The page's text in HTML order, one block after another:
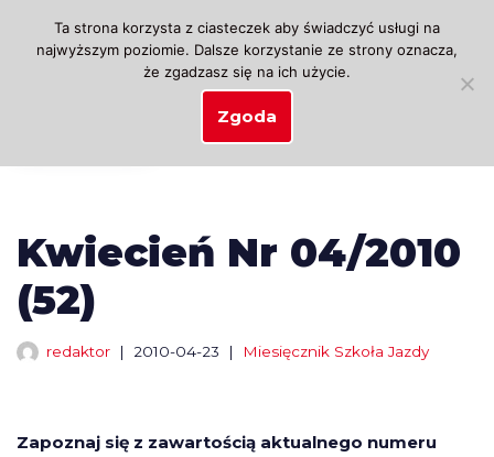
Przejdź
Kwiecień Nr 04/2010
(52)
redaktor 2010-04-23 Miesięcznik Szkoła Jazdy
Zapoznaj się z zawartością aktualnego numeru
Ta strona korzysta z ciasteczek aby świadczyć usługi na
najwyższym poziomie. Dalsze korzystanie ze strony oznacza,
że zgadzasz się na ich użycie.
Zgoda